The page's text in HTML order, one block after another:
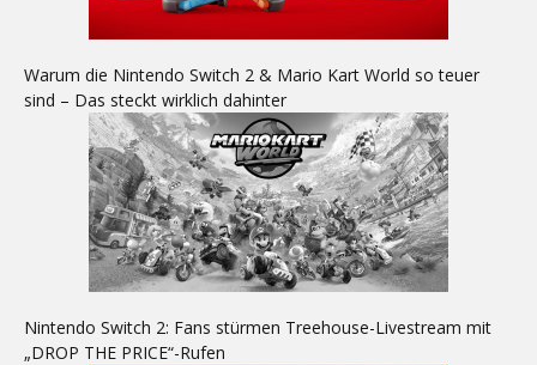
Warum die Nintendo Switch 2 & Mario Kart World so teuer
sind – Das steckt wirklich dahinter
Nintendo Switch 2: Fans stürmen Treehouse-Livestream mit
„DROP THE PRICE“-Rufen